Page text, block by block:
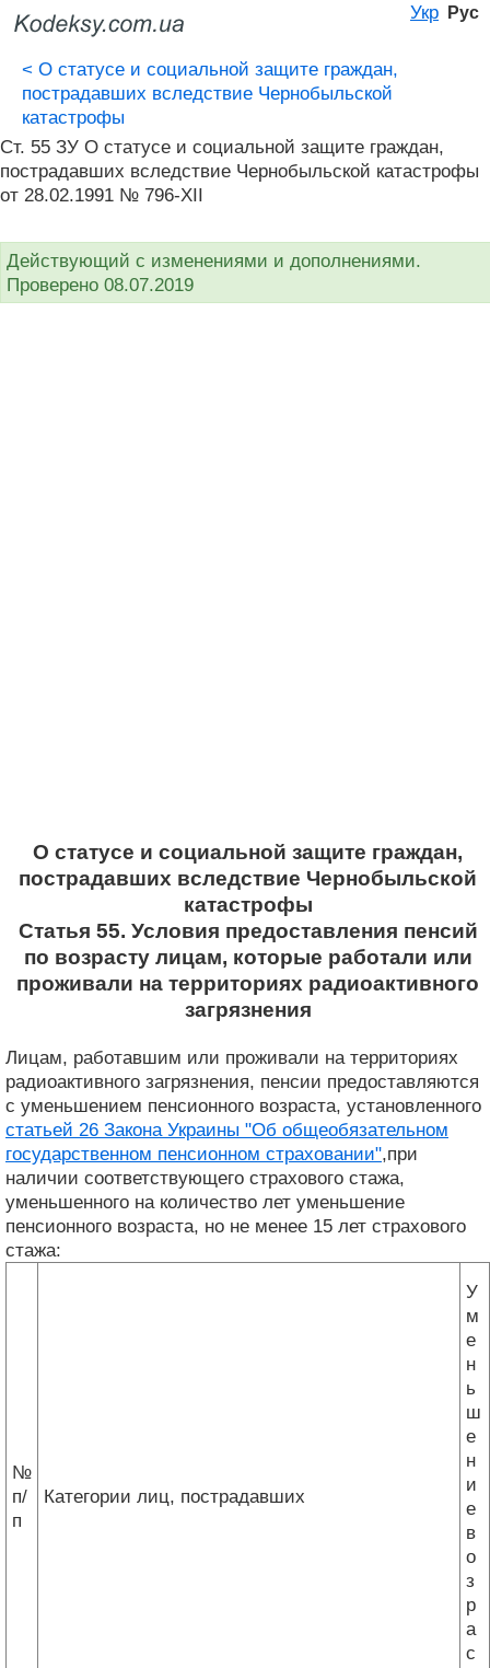
Укр Рус
< О статусе и социальной защите граждан,
пострадавших вследствие Чернобыльской
катастрофы
Ст. 55 ЗУ О статусе и социальной защите граждан,
пострадавших вследствие Чернобыльской катастрофы
от 28.02.1991 № 796-XII
Действующий с изменениями и дополнениями.
Проверено 08.07.2019
О статусе и социальной защите граждан,
пострадавших вследствие Чернобыльской
катастрофы
Статья 55. Условия предоставления пенсий
по возрасту лицам, которые работали или
проживали на территориях радиоактивного
загрязнения
Лицам, работавшим или проживали на территориях
радиоактивного загрязнения, пенсии предоставляются
с уменьшением пенсионного возраста, установленного
статьей 26 Закона Украины "Об общеобязательном
государственном пенсионном страховании",при
наличии соответствующего страхового стажа,
уменьшенного на количество лет уменьшение
пенсионного возраста, но не менее 15 лет страхового
стажа:
№
п/
п
Категории лиц, пострадавших
У
м
е
н
ь
ш
е
н
и
е
в
о
з
р
а
с